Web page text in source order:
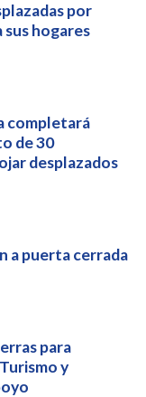
por
hogares
completará
de 30
desplazados
a puerta cerrada
para
y